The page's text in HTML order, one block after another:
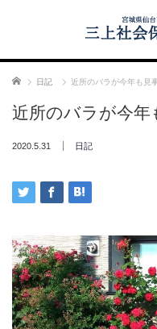
ホーム 日記 近所のバラが今年も見
近所のバラが今年
2020.5.31 日記